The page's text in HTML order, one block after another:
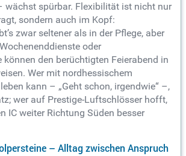
wächst spürbar. Flexibilität ist nicht nur
sondern auch im Kopf:
zwar seltener als in der Pflege, aber
oder
können den berüchtigten Feierabend in
Wer mit nordhessischem
kann – „Geht schon, irgendwie“ –,
wer auf Prestige-Luftschlösser hofft,
IC weiter Richtung Süden besser
– Alltag zwischen Anspruch